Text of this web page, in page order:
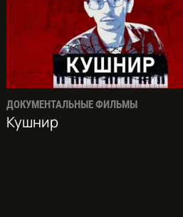
ДОКУМЕНТАЛЬНЫЕ ФИЛЬМЫ
Кушнир